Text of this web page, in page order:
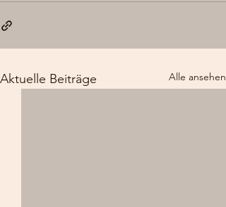
Aktuelle Beiträge Alle ansehen